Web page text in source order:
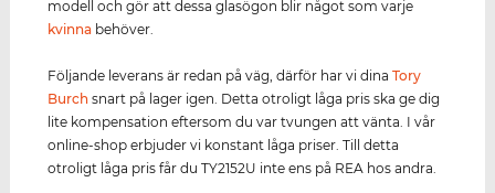
modell och gör att dessa glasögon blir något som varje
kvinna behöver.
Följande leverans är redan på väg, därför har vi dinaTory
Burch snart på lager igen. Detta otroligt låga pris ska ge dig
lite kompensation eftersom du var tvungen att vänta. I vår
online-shop erbjuder vi konstant låga priser. Till detta
otroligt låga pris får du TY2152U inte ens på REA hos andra.